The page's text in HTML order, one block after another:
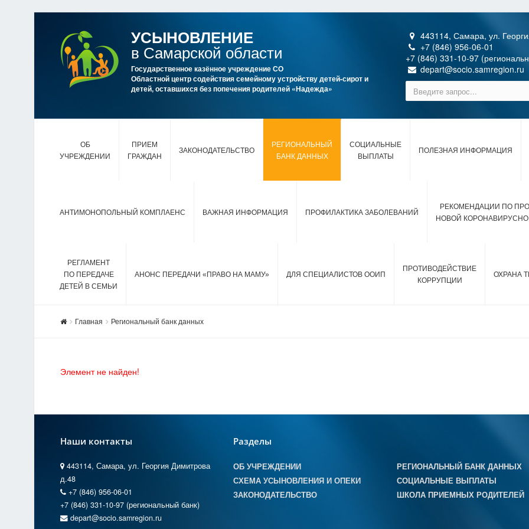
УСЫНОВЛЕНИЕ
в Самарской области
Государственное казённое учреждение СО
Областной центр содействия семейному устройству детей-сирот и
детей, оставшихся без попечения родителей «Надежда»
443114, Самара, ул.
+7 (846) 956-06-01
+7 (846) 331-10-97
depart@socio.samregion.ru
ОБ
УЧРЕЖДЕНИИ
ПРИЕМ
ГРАЖДАН
ЗАКОНОДАТЕЛЬСТВО
РЕГИОНАЛЬНЫЙ
БАНК ДАННЫХ
СОЦИАЛЬНЫЕ
ВЫПЛАТЫ
ПОЛЕЗНАЯ ИНФОРМАЦИЯ
АНТИМОНОПОЛЬНЫЙ КОМПЛАЕНС ВАЖНАЯ ИНФОРМАЦИЯ ПРОФИЛАКТИКА ЗАБОЛЕВАНИЙ
РЕКОМЕНДАЦИИ ПО
НОВОЙ
РЕГЛАМЕНТ
ПО ПЕРЕДАЧЕ
ДЕТЕЙ В СЕМЬИ
АНОНС ПЕРЕДАЧИ «ПРАВО НА МАМУ» ДЛЯ СПЕЦИАЛИСТОВ ООИП
ПРОТИВОДЕЙСТВИЕ
КОРРУПЦИИ
ОХРАНА
Главная Региональный банк данных
Элемент не найден!
Наши контакты
443114, Самара, ул. Георгия Димитрова
д.48
+7 (846) 956-06-01
+7 (846) 331-10-97 (региональный банк)
depart@socio.samregion.ru
Разделы
ОБ УЧРЕЖДЕНИИ
СХЕМА УСЫНОВЛЕНИЯ И ОПЕКИ
ЗАКОНОДАТЕЛЬСТВО
РЕГИОНАЛЬНЫЙ БАНК ДАННЫХ
СОЦИАЛЬНЫЕ ВЫПЛАТЫ
ШКОЛА ПРИЕМНЫХ РОДИТЕЛЕЙ